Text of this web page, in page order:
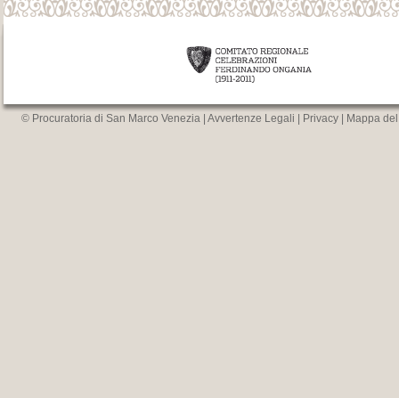
© Procuratoria di San Marco Venezia | Avvertenze Legali Privacy Mappa